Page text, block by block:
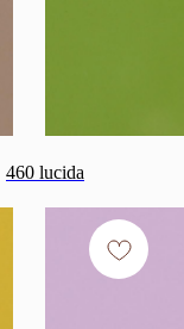
460 lucida